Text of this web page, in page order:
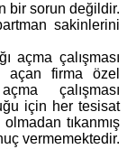
bir sorun değildir.
sakinlerini
açma çalışması
açan firma özel
çalışması
için her tesisat
tıkanmış
vermemektedir.